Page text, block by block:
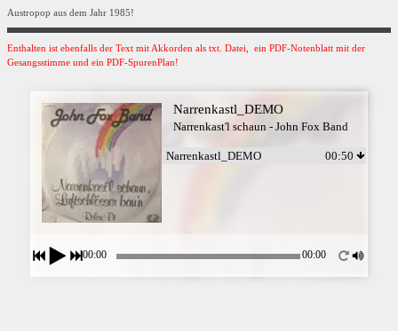
Austropop aus dem Jahr 1985!
Enthalten ist ebenfalls der Text mit Akkorden als txt. Datei, ein PDF-Notenblatt mit der
Gesangsstimme und ein PDF-SpurenPlan!
Narrenkastl_DEMO
Narrenkast'l schaun - John Fox Band
Narrenkastl_DEMO 00:50
00:00 00:00